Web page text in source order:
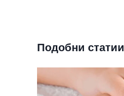
Подобни статии